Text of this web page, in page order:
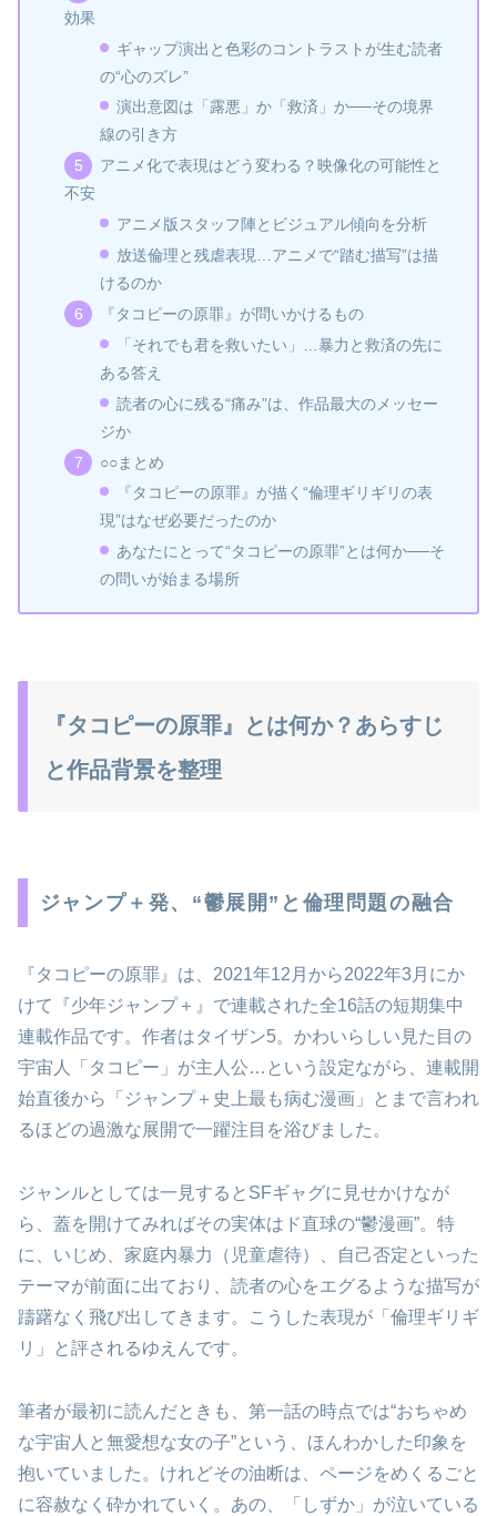
効果
ギャップ演出と色彩のコントラストが生む読者
の“心のズレ”
演出意図は「露悪」か「救済」か──その境界
線の引き方
アニメ化で表現はどう変わる？映像化の可能性と
不安
アニメ版スタッフ陣とビジュアル傾向を分析
放送倫理と残虐表現…アニメで“踏む描写”は描
けるのか
『タコピーの原罪』が問いかけるもの
「それでも君を救いたい」…暴力と救済の先に
ある答え
読者の心に残る“痛み”は、作品最大のメッセー
ジか
○○まとめ
『タコピーの原罪』が描く“倫理ギリギリの表
現”はなぜ必要だったのか
あなたにとって“タコピーの原罪”とは何か──そ
の問いが始まる場所
『タコピーの原罪』とは何か？あらすじ
と作品背景を整理
ジャンプ＋発、“鬱展開”と倫理問題の融合
『タコピーの原罪』は、2021年12月から2022年3月にか
けて『少年ジャンプ＋』で連載された全16話の短期集中
連載作品です。作者はタイザン5。かわいらしい見た目の
宇宙人「タコピー」が主人公…という設定ながら、連載開
始直後から「ジャンプ＋史上最も病む漫画」とまで言われ
るほどの過激な展開で一躍注目を浴びました。
ジャンルとしては一見するとSFギャグに見せかけなが
ら、蓋を開けてみればその実体はド直球の“鬱漫画”。特
に、いじめ、家庭内暴力（児童虐待）、自己否定といった
テーマが前面に出ており、読者の心をエグるような描写が
躊躇なく飛び出してきます。こうした表現が「倫理ギリギ
リ」と評されるゆえんです。
筆者が最初に読んだときも、第一話の時点では“おちゃめ
な宇宙人と無愛想な女の子”という、ほんわかした印象を
抱いていました。けれどその油断は、ページをめくるごと
に容赦なく砕かれていく。あの、「しずか」が泣いている